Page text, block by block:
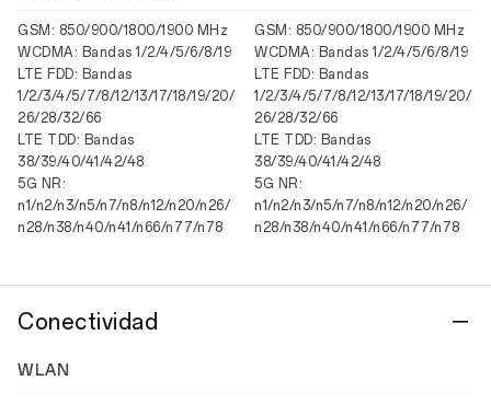
GSM: 850/900/1800/1900 MHz
WCDMA: Bandas 1/2/4/5/6/8/19
LTE FDD: Bandas
1/2/3/4/5/7/8/12/13/17/18/19/20/
26/28/32/66
LTE TDD: Bandas
38/39/40/41/42/48
5G NR:
n1/n2/n3/n5/n7/n8/n12/n20/n26/
n28/n38/n40/n41/n66/n77/n78
GSM: 850/900/1800/1900 MHz
WCDMA: Bandas 1/2/4/5/6/8/19
LTE FDD: Bandas
1/2/3/4/5/7/8/12/13/17/18/19/20/
26/28/32/66
LTE TDD: Bandas
38/39/40/41/42/48
5G NR:
n1/n2/n3/n5/n7/n8/n12/n20/n26/
n28/n38/n40/n41/n66/n77/n78
Conectividad
WLAN